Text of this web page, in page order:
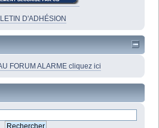
D'ADHÉSION
FORUM ALARME cliquez ici